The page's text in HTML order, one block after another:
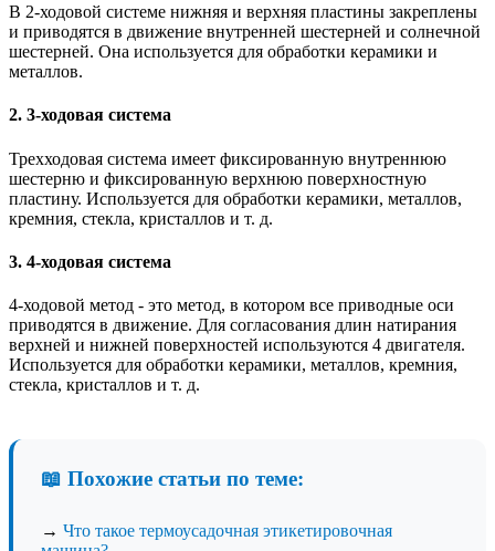
В 2-ходовой системе нижняя и верхняя пластины закреплены
и приводятся в движение внутренней шестерней и солнечной
шестерней. Она используется для обработки керамики и
металлов.
2. 3-ходовая система
Трехходовая система имеет фиксированную внутреннюю
шестерню и фиксированную верхнюю поверхностную
пластину. Используется для обработки керамики, металлов,
кремния, стекла, кристаллов и т. д.
3. 4-ходовая система
4-ходовой метод - это метод, в котором все приводные оси
приводятся в движение. Для согласования длин натирания
верхней и нижней поверхностей используются 4 двигателя.
Используется для обработки керамики, металлов, кремния,
стекла, кристаллов и т. д.
📖 Похожие статьи по теме:
→ Что такое термоусадочная этикетировочная